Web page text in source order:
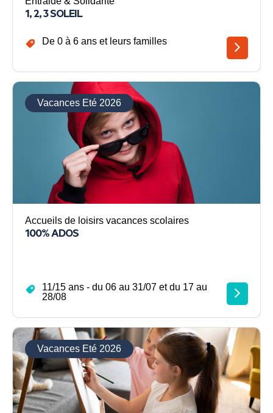
1, 2, 3 SOLEIL
De 0 à 6 ans et leurs familles
Vacances Eté 2026
Accueils de loisirs vacances scolaires
100% ADOS
11/15 ans - du 06 au 31/07 et du 17 au
28/08
Vacances Eté 2026